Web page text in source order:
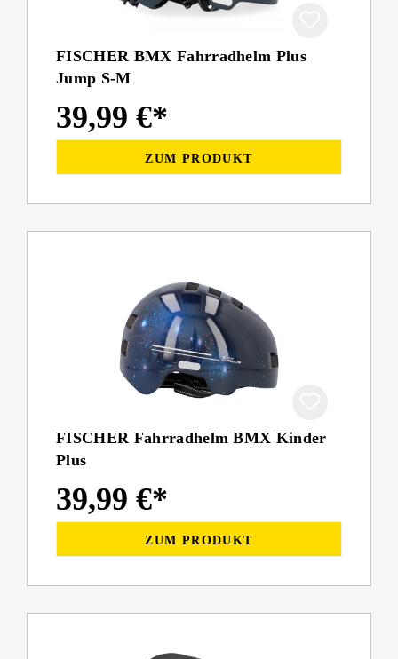
FISCHER BMX Fahrradhelm Plus
Jump S-M
39,99 €*
ZUM PRODUKT
FISCHER Fahrradhelm BMX Kinder
Plus
39,99 €*
ZUM PRODUKT